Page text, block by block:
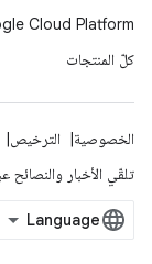
Cloud Platform
كلّ المنتجات
الخصوصية الترخيص
تلقّي الأخبار والنصائح